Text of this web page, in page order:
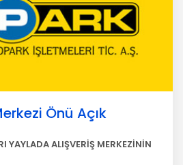
Önü Açık
YAYLADA ALIŞVERİŞ MERKEZİNİN